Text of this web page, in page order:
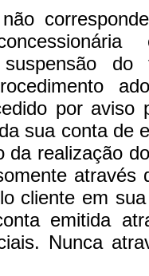
do
por aviso
sua conta de
da realização
através
cliente em
emitida
Nunca